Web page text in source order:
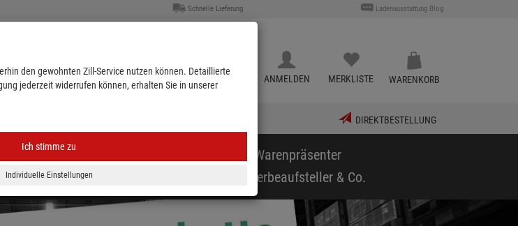
Schnelle Lieferung Ladenausstattung Blog
ANMELDEN MERKLISTE WARENKORB
DIREKTBESTELLUNG
Schaufensterpuppen & Warenpräsenter
& Verkaufsförderung
Werbeaufsteller & Co.
den gewohnten Zill-Service nutzen können. Detaillierte
jederzeit widerrufen können, erhalten Sie in unserer
Ich stimme zu